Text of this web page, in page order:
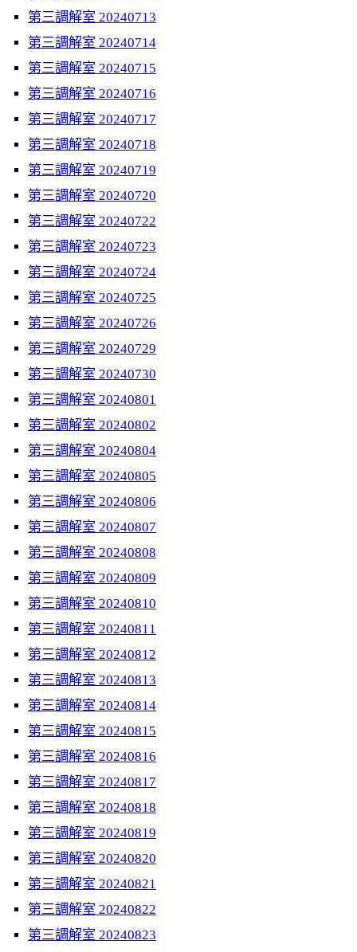
第三調解室 20240713
第三調解室 20240714
第三調解室 20240715
第三調解室 20240716
第三調解室 20240717
第三調解室 20240718
第三調解室 20240719
第三調解室 20240720
第三調解室 20240722
第三調解室 20240723
第三調解室 20240724
第三調解室 20240725
第三調解室 20240726
第三調解室 20240729
第三調解室 20240730
第三調解室 20240801
第三調解室 20240802
第三調解室 20240804
第三調解室 20240805
第三調解室 20240806
第三調解室 20240807
第三調解室 20240808
第三調解室 20240809
第三調解室 20240810
第三調解室 20240811
第三調解室 20240812
第三調解室 20240813
第三調解室 20240814
第三調解室 20240815
第三調解室 20240816
第三調解室 20240817
第三調解室 20240818
第三調解室 20240819
第三調解室 20240820
第三調解室 20240821
第三調解室 20240822
第三調解室 20240823